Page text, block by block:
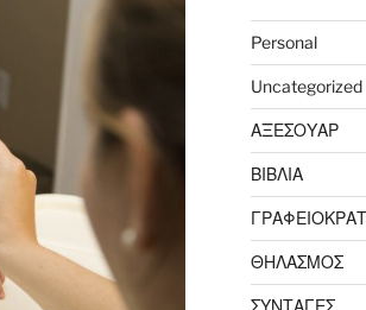
Personal
Uncategorized
ΑΞΕΣΟΥΑΡ
ΒΙΒΛΙΑ
ΘΗΛΑΣΜΟΣ
ΣΥΝΤΑΓΕΣ